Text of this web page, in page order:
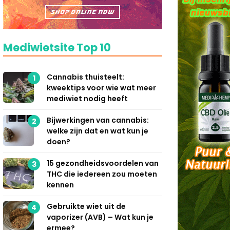
Mediwietsite Top 10
1
Cannabis thuisteelt:
kweektips voor wie wat meer
mediwiet nodig heeft
2
Bijwerkingen van cannabis:
welke zijn dat en wat kun je
doen?
3
15 gezondheidsvoordelen van
THC die iedereen zou moeten
kennen
4
Gebruikte wiet uit de
vaporizer (AVB) – Wat kun je
ermee?